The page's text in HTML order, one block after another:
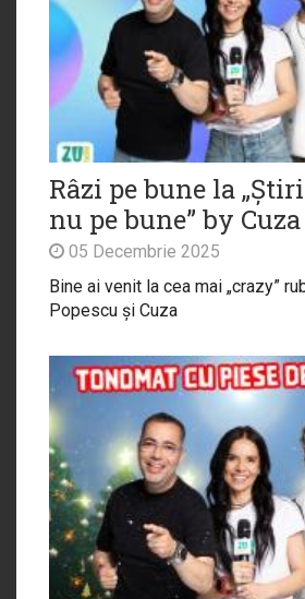
Râzi pe bune la
nu pe bune” by Cuza
05 Decembrie 2025
Bine ai venit la cea mai „crazy”
Popescu și Cuza